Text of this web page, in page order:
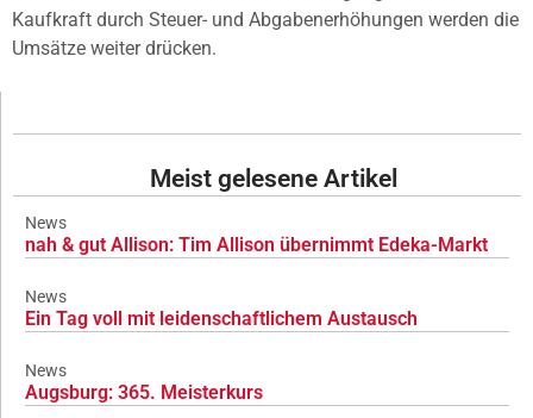
Kaufkraft durch Steuer- und Abgabenerhöhungen werden die
Umsätze weiter drücken.
Meist gelesene Artikel
News
nah & gut Allison: Tim Allison übernimmt Edeka-Markt
News
Ein Tag voll mit leidenschaftlichem Austausch
News
Augsburg: 365. Meisterkurs